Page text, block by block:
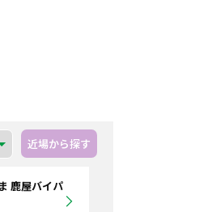
近場から探す
鹿屋バイパ